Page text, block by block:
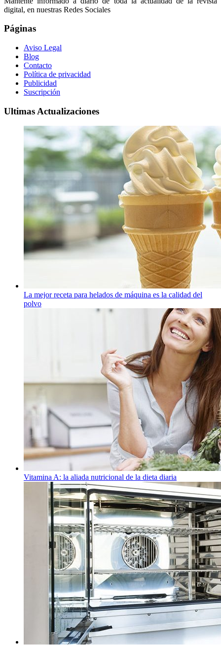
digital, en nuestras Redes Sociales
Páginas
Aviso Legal
Blog
Contacto
Política de privacidad
Publicidad
Suscripción
Ultimas Actualizaciones
La mejor receta para helados de máquina es la calidad del
polvo
Vitamina A: la aliada nutricional de la dieta diaria